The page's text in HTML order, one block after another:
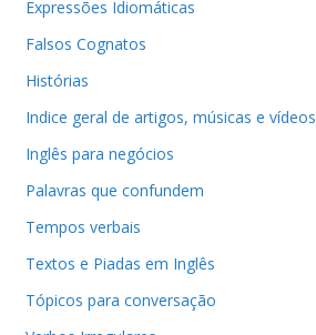
Expressões Idiomáticas
Falsos Cognatos
Histórias
Indice geral de artigos, músicas e vídeos
Inglês para negócios
Palavras que confundem
Tempos verbais
Textos e Piadas em Inglês
Tópicos para conversação